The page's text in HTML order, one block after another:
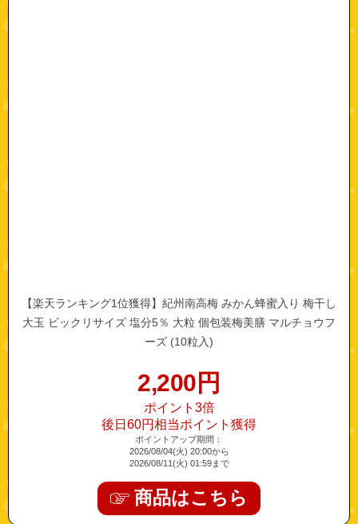
【楽天ランキング1位獲得】紀州南高梅 みかん蜂蜜入り 梅干し
大玉 ビックリサイズ 塩分5％ 大粒 個包装梅美膳 マルチョウフ
ーズ (10粒入)
2,200 円
ポイント3倍
後日60円相当ポイント獲得
ポイントアップ期間：
2026/08/04(火) 20:00から
2026/08/11(火) 01:59まで
商品はこちら